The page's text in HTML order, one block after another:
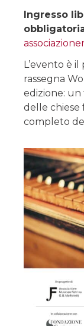
Ingresso
L’evento è
rassegna
edizione: un
delle chiese
completo